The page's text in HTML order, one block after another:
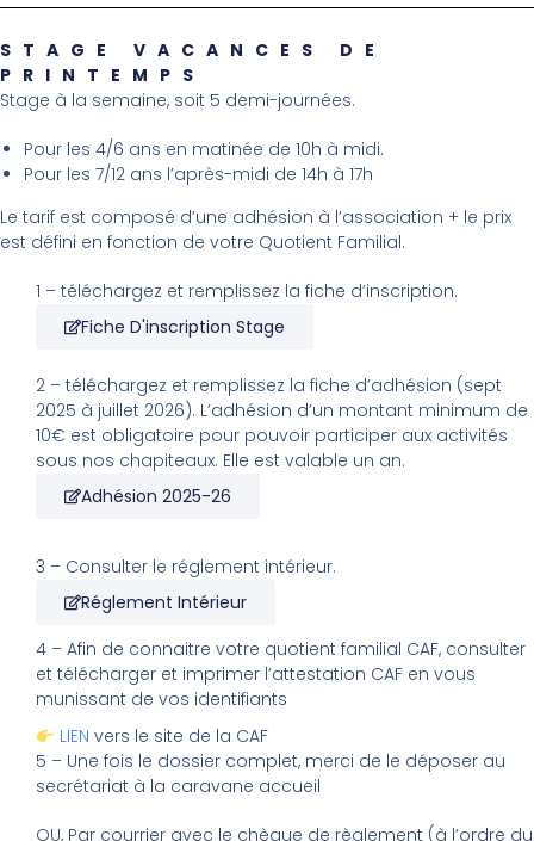
STAGE VACANCES DE
PRINTEMPS
Stage à la semaine, soit 5 demi-journées.
Pour les 4/6 ans en matinée de 10h à midi.
Pour les 7/12 ans l’après-midi de 14h à 17h
Le tarif est composé d’une adhésion à l’association + le prix
est défini en fonction de votre Quotient Familial.
1 – téléchargez et remplissez la fiche d’inscription.
Fiche D'inscription Stage
2 – téléchargez et remplissez la fiche d’adhésion (sept
2025 à juillet 2026). L’adhésion d’un montant minimum de
10€ est obligatoire pour pouvoir participer aux activités
sous nos chapiteaux. Elle est valable un an.
Adhésion 2025-26
3 – Consulter le réglement intérieur.
Réglement Intérieur
4 – Afin de connaitre votre quotient familial CAF, consulter
et télécharger et imprimer l’attestation CAF en vous
munissant de vos identifiants
LIEN vers le site de la CAF
5 – Une fois le dossier complet, merci de le déposer au
secrétariat à la caravane accueil
OU, Par courrier avec le chèque de règlement (à l’ordre du